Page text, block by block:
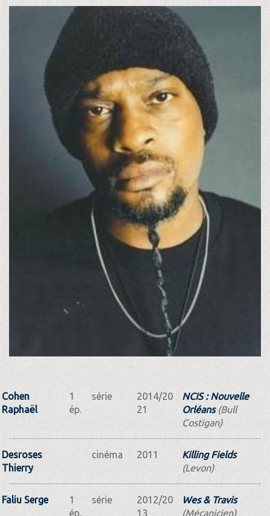
Cohen
Raphaël
1
ép.
série
2014/20
21
NCIS : Nouvelle
Orléans(Bull
Costigan)
Desroses
Thierry
cinéma 2011
Killing Fields
(Levon)
Faliu Serge
1
ép.
série
2012/20
13
Wes & Travis
(Mécanicien)